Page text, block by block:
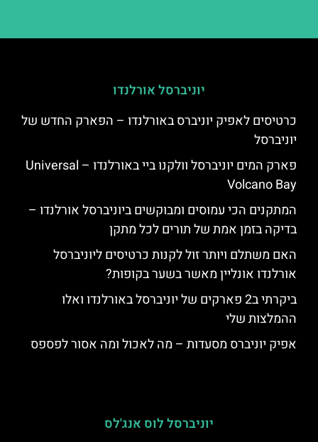
יוניברסל אורלנדו
כרטיסים לאפיק יוניברס באורלנדו – הפארק החדש של
יוניברסל
פארק המים יוניברסל וולקנו ביי באורלנדו – Universal
Volcano Bay
המתקנים הכי עמוסים ומבוקשים ביוניברסל אורלנדו –
בדיקה בזמן אמת של תורים לכל מתקן
האם משתלם ויותר זול לקנות כרטיסים ליוניברסל
אורלנדו אונליין מאשר בשער בקופות?
ביקרתי ב2 פארקים של יוניברסל באורלנדו ואלו
ההמלצות שלי
אפיק יוניברס מסעדות – מה לאכול ומה אסור לפספס
יוניברסל לוס אנג'לס